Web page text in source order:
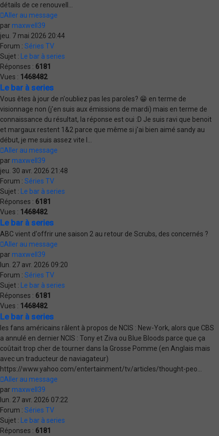
détails de ce renouvell...
Aller au message
par maxwell39
jeu. 7 mai 2026 20:44
Forum : Séries TV
Sujet :
Le bar à series
Réponses : 6181
Vues : 1468482
Le bar à series
Vous êtes à jour de n'oubliez pas les paroles? 😁 en terme de
visionnage non (j'en suis aux émissions de mardi) mais en terme de
connaissance du résultat, la réponse est oui :D Je suis ravi que benoit
et margaux restent 1&2 parce que même si j'ai bien aimé sandy au
début, je me suis assez vite l...
Aller au message
par maxwell39
jeu. 30 avr. 2026 21:48
Forum : Séries TV
Sujet :
Le bar à series
Réponses : 6181
Vues : 1468482
Le bar à series
ABC vient d'offrir une saison 2 au retour de Scrubs, des concernés ?
Aller au message
par maxwell39
lun. 27 avr. 2026 09:20
Forum : Séries TV
Sujet :
Le bar à series
Réponses : 6181
Vues : 1468482
Le bar à series
les fans américains râlent à propos de NCIS : New-York, alors que CBS
a annulé en dernier NCIS : Tony et Ziva ou Blue Bloods parce que ça
coûtait trop cher de tourner dans la Grosse Pomme (en Anglais mais
avec un traducteur de naviagateur)
https://www.yahoo.com/entertainment/tv/articles/thought-peo...
Aller au message
par maxwell39
lun. 27 avr. 2026 07:22
Forum : Séries TV
Sujet :
Le bar à series
Réponses : 6181